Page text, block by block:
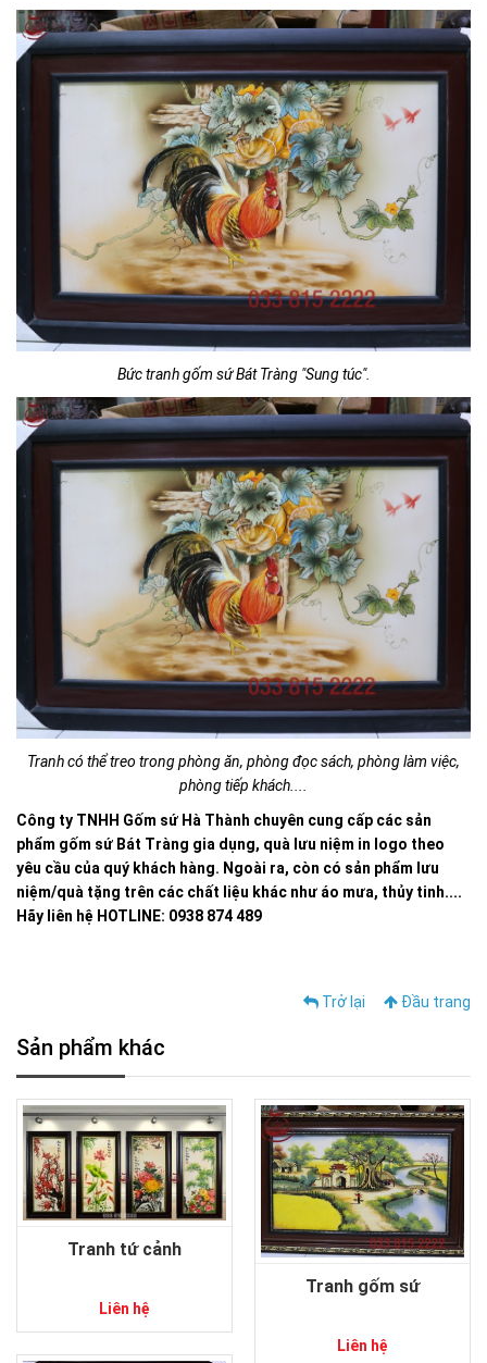
Bức tranh gốm sứ Bát Tràng "Sung túc".
Tranh có thể treo trong phòng ăn, phòng đọc sách, phòng làm việc,
phòng tiếp khách....
Công ty TNHH Gốm sứ Hà Thành chuyên cung cấp các sản
phẩm gốm sứ Bát Tràng gia dụng, quà lưu niệm in logo theo
yêu cầu của quý khách hàng. Ngoài ra, còn có sản phẩm lưu
niệm/quà tặng trên các chất liệu khác như áo mưa, thủy tinh....
Hãy liên hệ HOTLINE: 0938 874 489
Trở lại Đầu trang
Sản phẩm khác
Tranh tứ cảnh
Liên hệ
Tranh gốm sứ
Liên hệ